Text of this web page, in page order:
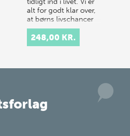
alt for godt klar over,
at børns livschancer
og muligheder ikke er
ens, men afhænger af
forældrebaggr…
248,00 KR.